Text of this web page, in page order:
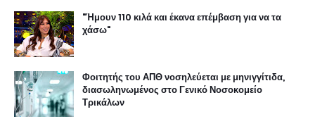
"Ήμουν 110 κιλά και έκανα επέμβαση για να τα
χάσω"
Φοιτητής του ΑΠΘ νοσηλεύεται με μηνιγγίτιδα,
διασωληνωμένος στο Γενικό Νοσοκομείο
Τρικάλων